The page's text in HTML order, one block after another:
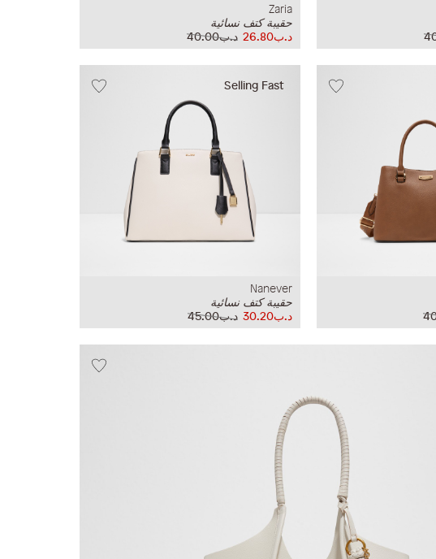
Zaria
حقيبة كتف نسائية
د.ب40.00
د.ب26.80
Selling Fast
Nanever
حقيبة كتف نسائية
د.ب45.00
د.ب30.20